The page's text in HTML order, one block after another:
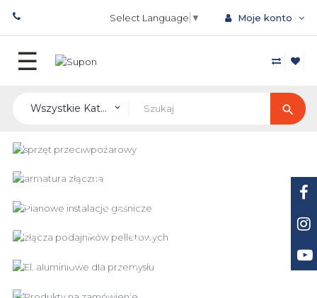
Moje konto
Select Language ▼
Przełącz
☰
Wszystkie Kategorie keyboard_arrow_down search
przeciwpożarowy
Armatura
złączna
instalacje
gaśnicze
podajników
pelletowych
dla
przemysłu
Produkty na
zamówienie